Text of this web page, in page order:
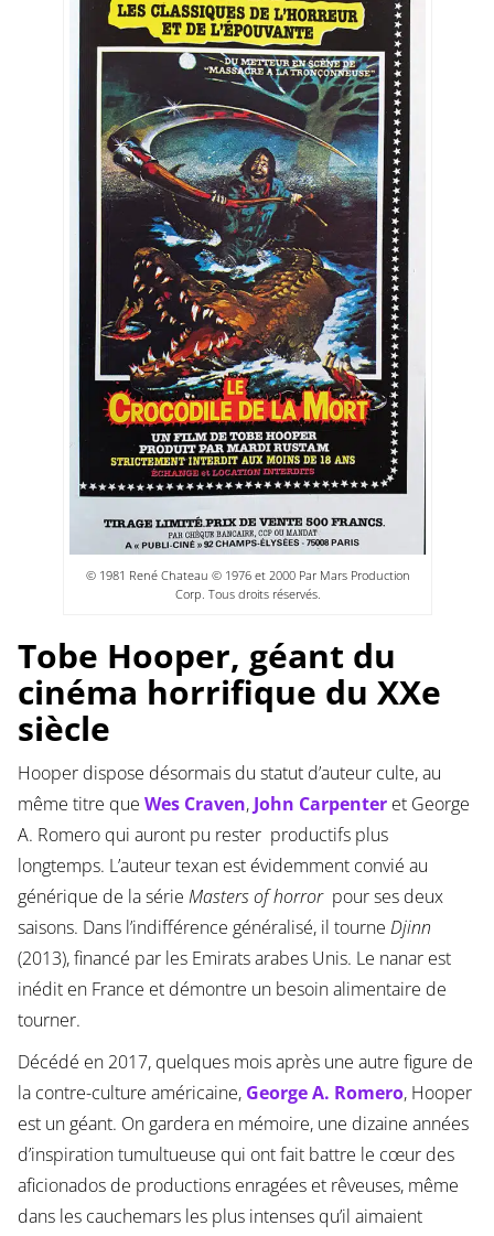
© 1981 René Chateau © 1976 et 2000 Par Mars Production
Corp. Tous droits réservés.
Tobe Hooper, géant du
cinéma horrifique du XXe
siècle
Hooper dispose désormais du statut d’auteur culte, au
même titre que Wes Craven, John Carpenteret George
A. Romero qui auront pu rester productifs plus
longtemps. L’auteur texan est évidemment convié au
générique de la série Masters of horror pour ses deux
saisons. Dans l’indifférence généralisé, il tourne Djinn
(2013), financé par les Emirats arabes Unis. Le nanar est
inédit en France et démontre un besoin alimentaire de
tourner.
Décédé en 2017, quelques mois après une autre figure de
la contre-culture américaine, George A. Romero, Hooper
est un géant. On gardera en mémoire, une dizaine années
d’inspiration tumultueuse qui ont fait battre le cœur des
aficionados de productions enragées et rêveuses, même
dans les cauchemars les plus intenses qu’il aimaient